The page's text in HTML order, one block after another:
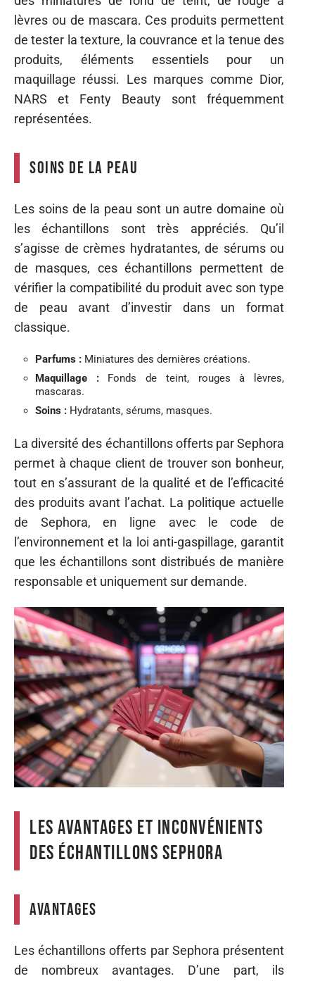
lèvres ou de mascara. Ces produits permettent
de tester la texture, la couvrance et la tenue des
produits, éléments essentiels pour un
maquillage réussi. Les marques comme Dior,
NARS et Fenty Beauty sont fréquemment
représentées.
Soins de la peau
Les soins de la peau sont un autre domaine où
les échantillons sont très appréciés. Qu’il
s’agisse de crèmes hydratantes, de sérums ou
de masques, ces échantillons permettent de
vérifier la compatibilité du produit avec son type
de peau avant d’investir dans un format
classique.
Parfums : Miniatures des dernières créations.
Maquillage :Fonds de teint, rouges à lèvres,
mascaras.
Soins : Hydratants, sérums, masques.
La diversité des échantillons offerts par Sephora
permet à chaque client de trouver son bonheur,
tout en s’assurant de la qualité et de l’efficacité
des produits avant l’achat. La politique actuelle
de Sephora, en ligne avec le code de
l’environnement et la loi anti-gaspillage, garantit
que les échantillons sont distribués de manière
responsable et uniquement sur demande.
Les avantages et inconvénients
des échantillons Sephora
Avantages
Les échantillons offerts par Sephora présentent
de nombreux avantages. D’une part, ils